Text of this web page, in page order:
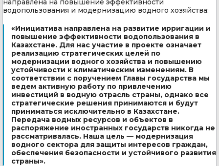
водопользования и модернизацию водного хозяйства:
«Инициатива направлена на развитие ирригации и
повышение эффективности водопользования в
Казахстане. Для нас участие в проекте означает
реализацию стратегических целей по
модернизации водного хозяйства и повышению
устойчивости к климатическим изменениям. В
соответствии с поручением Главы государства мы
ведем активную работу по привлечению
инвестиций в водную отрасль страны, однако все
стратегические решения принимаются и будут
приниматься исключительно в Казахстане.
Передача водных ресурсов и объектов в
распоряжение иностранных государств никогда не
рассматривалась. Наша цель — модернизация
водного сектора для защиты интересов граждан,
обеспечения безопасности и устойчивого развития
страны».